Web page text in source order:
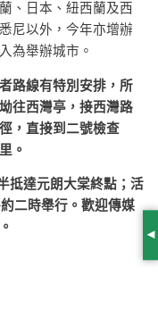
、日本、紐西蘭及西
尼以外，今年亦增辦
為舉辦城市。
路線有特別安排，所
往西灣亭，接西灣路
，直接到二號檢查
。
抵達元朗大棠終點；活
約二時舉行。歡迎傳媒